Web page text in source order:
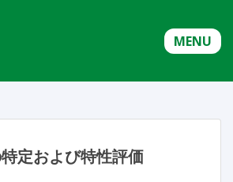
MENU
定および特性評価